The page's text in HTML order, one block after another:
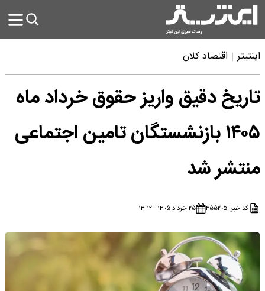
اینتیتر اقتصاد کلان
تاریخ دقیق واریز حقوق خرداد ماه
۱۴۰۵ بازنشستگان تامین اجتماعی
منتشر شد
کد خبر :۴۵۵۲۰۵ ۲۵ خرداد ۱۴۰۵ - ۱۳:۱۲